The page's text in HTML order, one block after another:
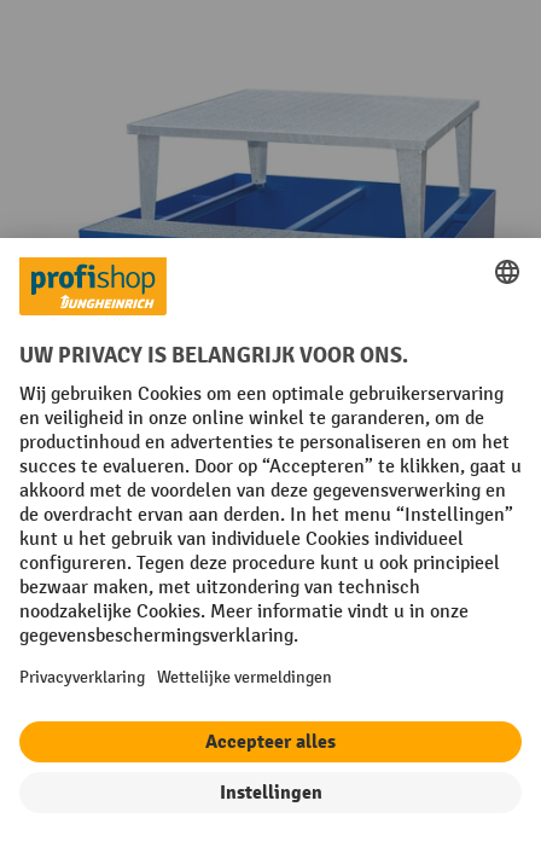
Sorteren op
Met een lekbak voor gevaarlijke stoffen kunt u
waterverontreinigende en brandbare stoffen volgens de
regels opslaan en aftappen of overgieten.In geval van
Afhankelijk van de grootte van de opvangbak en het type
verpakkingen in (of op) de lekbakken opslaan. De
opvangbakken zijn verkrijgbaar in verschillende materialen
en daardoor geschikt voor een breed scala aan gevaarlijke